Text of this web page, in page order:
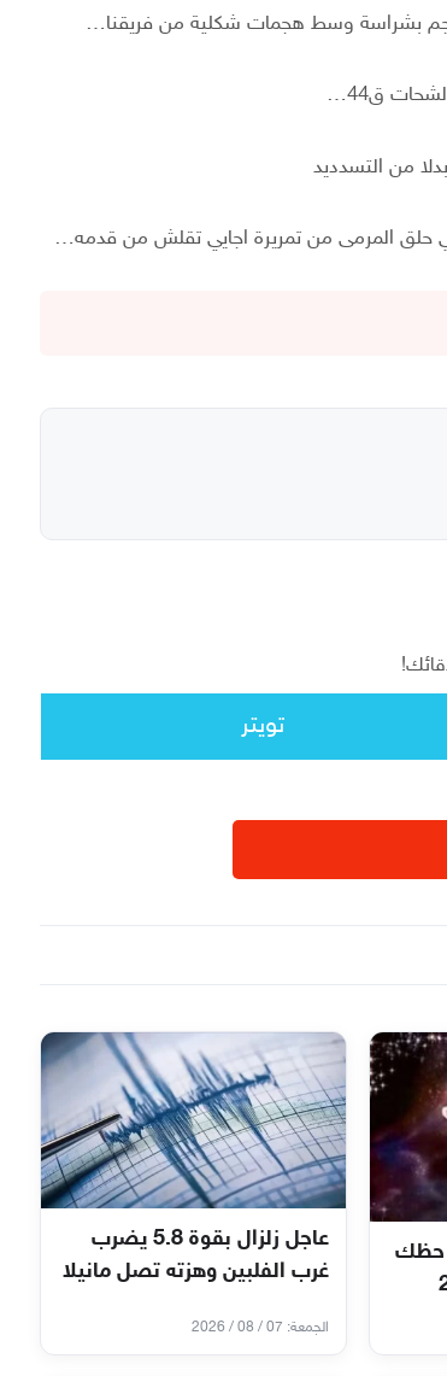
بشراسة وسط هجمات شكلية من فريقنا…
ق44…
من التسدديد
حلق المرمى من تمريرة اجايي تقلش من قدمه…
تويتر
حظك
عاجل زلزال بقوة 5.8 يضرب
غرب الفلبين وهزته تصل مانيلا
الجمعة: 07 / 08 / 2026